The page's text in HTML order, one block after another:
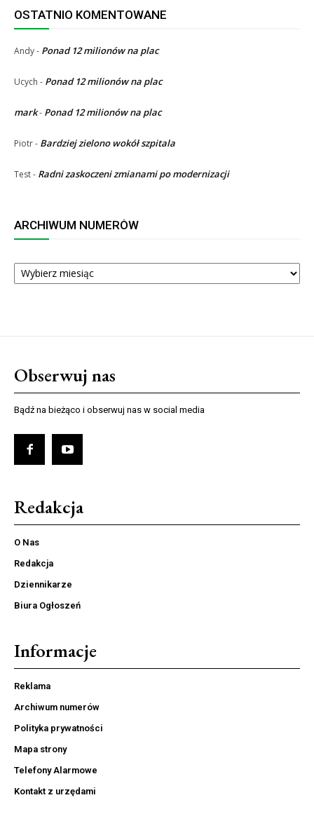
OSTATNIO KOMENTOWANE
Andy- Ponad 12 milionów na plac
Ucych - Ponad 12 milionów na plac
mark- Ponad 12 milionów na plac
Piotr- Bardziej zielono wokół szpitala
Test- Radni zaskoczeni zmianami po modernizacji
ARCHIWUM NUMERÓW
ARCHIWUM
NUMERÓW
Obserwuj nas
Bądź na bieżąco i obserwuj nas w social media
Redakcja
O Nas
Redakcja
Dziennikarze
Biura Ogłoszeń
Informacje
Reklama
Archiwum numerów
Polityka prywatności
Mapa strony
Telefony Alarmowe
Kontakt z urzędami